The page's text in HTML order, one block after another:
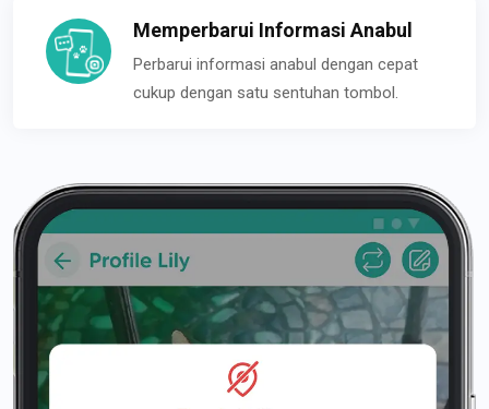
Memperbarui Informasi Anabul
Perbarui informasi anabul dengan cepat
cukup dengan satu sentuhan tombol.